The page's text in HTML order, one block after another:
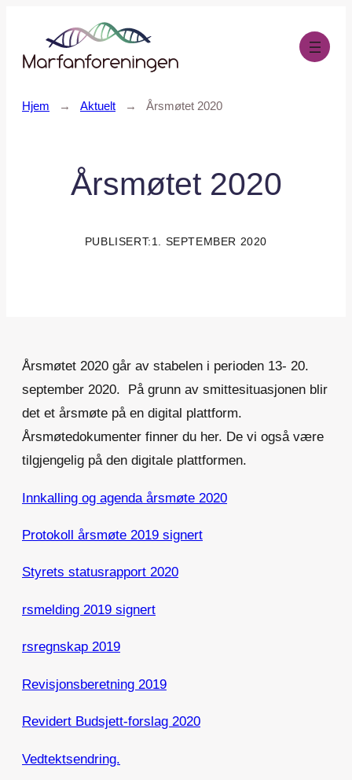
innhold
Hjem → Aktuelt → Årsmøtet 2020
Årsmøtet 2020
PUBLISERT:1. SEPTEMBER 2020
Årsmøtet 2020 går av stabelen i perioden 13- 20.
september 2020. På grunn av smittesituasjonen blir
det et årsmøte på en digital plattform.
Årsmøtedokumenter finner du her. De vi også være
tilgjengelig på den digitale plattformen.
Innkalling og agenda årsmøte 2020
Protokoll årsmøte 2019 signert
Styrets statusrapport 2020
rsmelding 2019 signert
rsregnskap 2019
Revisjonsberetning 2019
Revidert Budsjett-forslag 2020
Vedtektsendring.